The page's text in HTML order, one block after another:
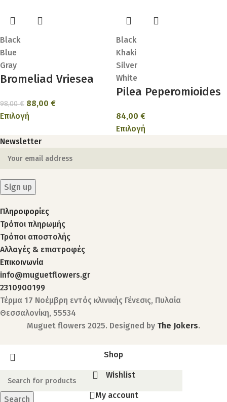
Black
Blue
Gray
Bromeliad Vriesea
98,00€ 88,00 €
Επιλογή
Black
Khaki
Silver
White
Pilea Peperomioides
84,00 €
Επιλογή
Newsletter
Πληροφορίες
Τρόποι πληρωμής
Τρόποι αποστολής
Αλλαγές & επιστροφές
Επικοινωνία
info@muguetflowers.gr
2310900199
Τέρμα 17 Νοέμβρη εντός κλινικής Γένεσις, Πυλαία
Θεσσαλονίκη, 55534
Muguet flowers 2025. Designed by The Jokers.
Search
Shop
Wishlist
My account